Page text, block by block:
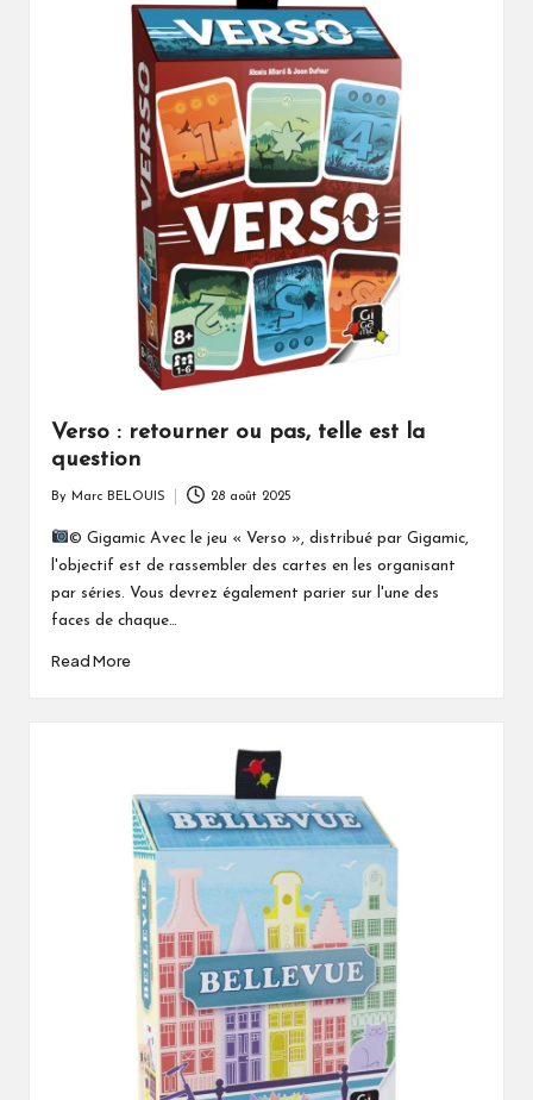
Verso : retourner ou pas, telle est la
question
by
By Marc BELOUIS 28 août 2025
© Gigamic Avec le jeu « Verso », distribué par Gigamic,
l'objectif est de rassembler des cartes en les organisant
par séries. Vous devrez également parier sur l'une des
faces de chaque…
Read More